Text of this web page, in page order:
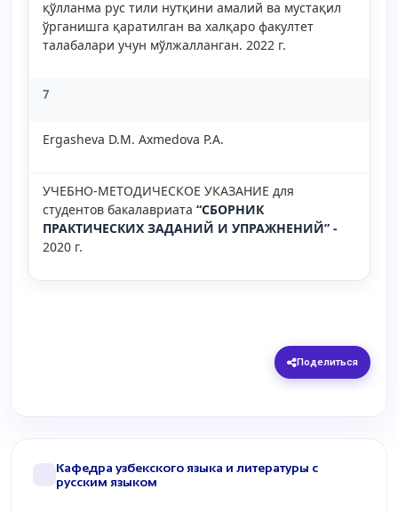
қўлланма рус тили нутқини амалий ва мустақил
ўрганишга қаратилган ва халқаро факултет
талабалари учун мўлжалланган. 2022 г.
7
Ergasheva D.M. Axmedova P.A.
УЧЕБНО-МЕТОДИЧЕСКОЕ УКАЗАНИЕ для
студентов бакалавриата “СБОРНИК
ПРАКТИЧЕСКИХ ЗАДАНИЙ И УПРАЖНЕНИЙ” -
2020 г.
Поделиться
Кафедра узбекского языка и литературы с
русским языком